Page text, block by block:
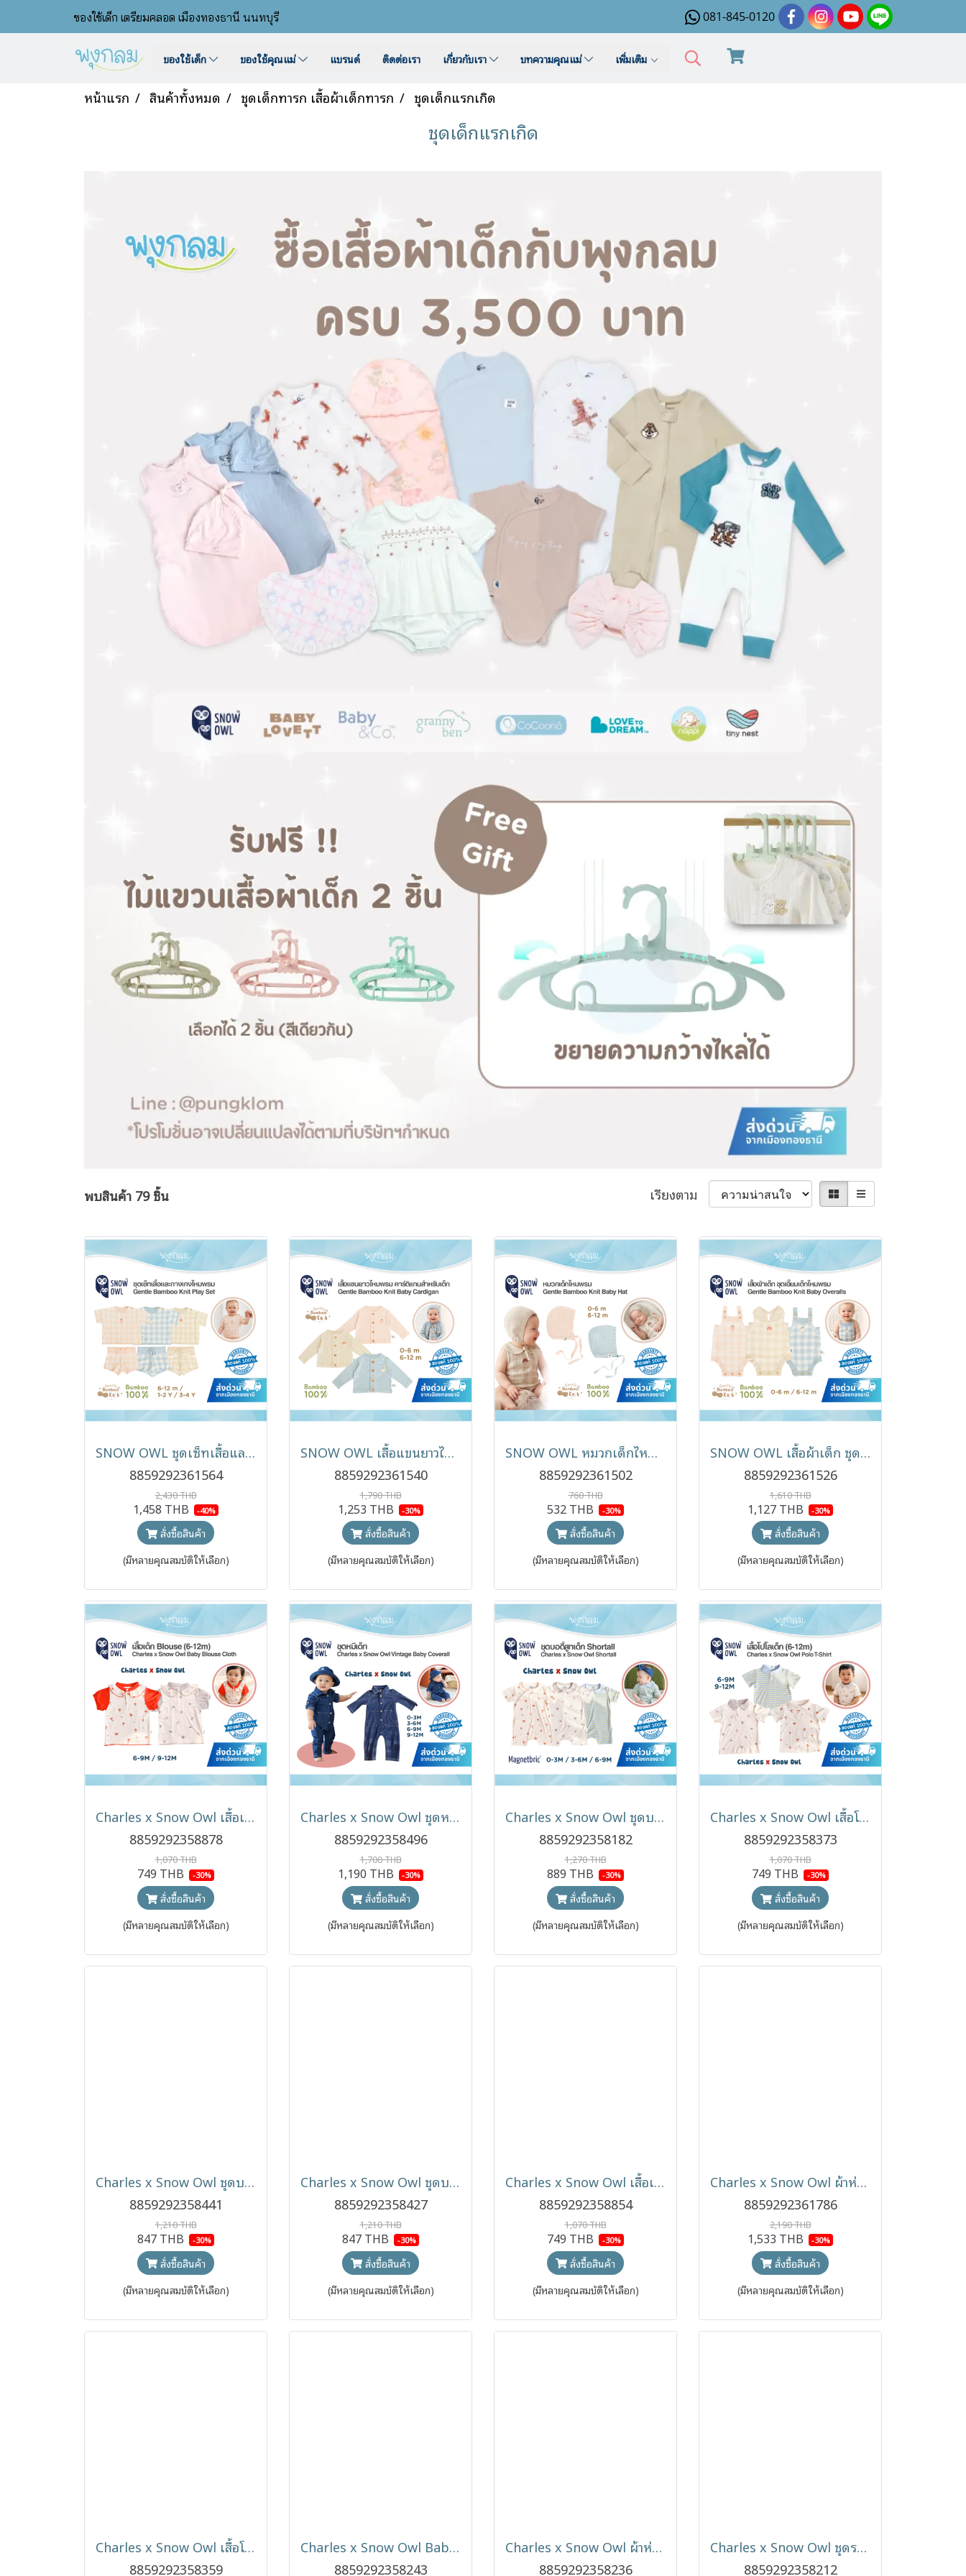
ของใช้เด็ก เตรียมคลอด เมืองทองธานี นนทบุรี 081-845-0120
ของใช้เด็ก ของใช้คุณแม่ แบรนด์ ติดต่อเรา เกี่ยวกับเรา บทความคุณแม่ เพิ่มเติม
หน้าแรก สินค้าทั้งหมด ชุดเด็กทารก เสื้อผ้าเด็กทารก ชุดเด็กแรกเกิด
ชุดเด็กแรกเกิด
พบสินค้า 79 ชิ้น เรียงตาม
SNOW OWL ชุดเซ็ทเสื้อและกางเกงไหมพรม Gentle Bamboo Knit Play Set 6 เดือน - 4 ขวบ
8859292361564
2,430 THB
1,458 THB -40%
สั่งซื้อสินค้า
(มีหลายคุณสมบัติให้เลือก)
SNOW OWL เสื้อแขนยาวไหมพรม คาร์ดิแกนสำหรับเด็ก Gentle Bamboo Knit Baby Cardigan 0-12 เดือน
8859292361540
1,790 THB
1,253 THB -30%
สั่งซื้อสินค้า
(มีหลายคุณสมบัติให้เลือก)
SNOW OWL หมวกเด็กไหมพรม Gentle Bamboo Knit Baby Hat 0-12 เดือน
8859292361502
760 THB
532 THB -30%
สั่งซื้อสินค้า
(มีหลายคุณสมบัติให้เลือก)
SNOW OWL เสื้อผ้าเด็ก ชุดเอี๊ยมเด็กไหมพรม Gentle Bamboo Knit Baby Overalls 0-12 เดือน
8859292361526
1,610 THB
1,127 THB -30%
สั่งซื้อสินค้า
(มีหลายคุณสมบัติให้เลือก)
Charles x Snow Owl เสื้อเด็ก รุ่น Blouse (6-12)
8859292358878
1,070 THB
749 THB -30%
สั่งซื้อสินค้า
(มีหลายคุณสมบัติให้เลือก)
Charles x Snow Owl ชุดหมีเด็ก รุ่น Vintage Baby Coverall (0-12m)
8859292358496
1,700 THB
1,190 THB -30%
สั่งซื้อสินค้า
(มีหลายคุณสมบัติให้เลือก)
Charles x Snow Owl ชุดบอดี้สูทเด็ก Shortall สำหรับเด็ก 0-9 เดือน
8859292358182
1,270 THB
889 THB -30%
สั่งซื้อสินค้า
(มีหลายคุณสมบัติให้เลือก)
Charles x Snow Owl เสื้อโปโลเด็ก T-Shirt ผ้า (6-12 เดือน)
8859292358373
1,070 THB
749 THB -30%
สั่งซื้อสินค้า
(มีหลายคุณสมบัติให้เลือก)
Charles x Snow Owl ชุดบอดี้สูทเด็กแขนยาว รุ่น Long-Sleeve Polo Romper (6-12m)
8859292358441
1,210 THB
847 THB -30%
สั่งซื้อสินค้า
(มีหลายคุณสมบัติให้เลือก)
Charles x Snow Owl ชุดบอดี้สูทแขนยาวเด็ก รุ่น Long-Sleeve Polo Romper (0-6m)
8859292358427
1,210 THB
847 THB -30%
สั่งซื้อสินค้า
(มีหลายคุณสมบัติให้เลือก)
Charles x Snow Owl เสื้อเด็ก รุ่น Blouse (0-6m)
8859292358854
1,070 THB
749 THB -30%
สั่งซื้อสินค้า
(มีหลายคุณสมบัติให้เลือก)
Charles x Snow Owl ผ้าห่อตัวเด็กทรงผีเสื้อ รุ่น Flexi-Arm Swaddle (0-3m)
8859292361786
2,190 THB
1,533 THB -30%
สั่งซื้อสินค้า
(มีหลายคุณสมบัติให้เลือก)
Charles x Snow Owl เสื้อโปโลเด็ก T-Shirt ผ้า (0-6 เดือน)
8859292358359
Charles x Snow Owl Baby Sleeping Bag ถุงนอนเด็ก สำหรับเด็ก 0-12 เดือน
8859292358243
Charles x Snow Owl ผ้าห่อตัวสำเร็จรูป รุ่น Baby Swaddle 0-3 เดือน
8859292358236
Charles x Snow Owl ชุดรอมเปอร์แขนขายาวเด็ก (0-6m)
8859292358212